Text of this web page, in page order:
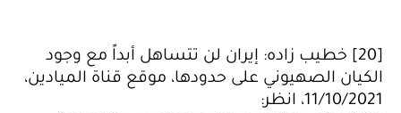
[20] خطيب زاده: إيران لن تتساهل أبداً مع وجود
الكيان الصهيوني على حدودها، موقع قناة الميادين،
11/10/2021، انظر: